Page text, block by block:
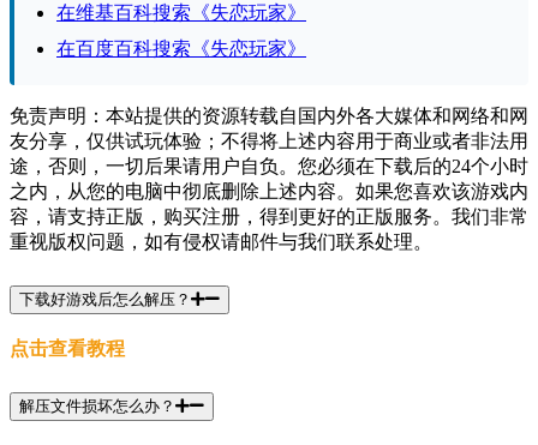
在维基百科搜索《失恋玩家》
在百度百科搜索《失恋玩家》
免责声明：本站提供的资源转载自国内外各大媒体和网络和网
友分享，仅供试玩体验；不得将上述内容用于商业或者非法用
途，否则，一切后果请用户自负。您必须在下载后的24个小时
之内，从您的电脑中彻底删除上述内容。如果您喜欢该游戏内
容，请支持正版，购买注册，得到更好的正版服务。我们非常
重视版权问题，如有侵权请邮件与我们联系处理。
下载好游戏后怎么解压？
点击查看教程
解压文件损坏怎么办？